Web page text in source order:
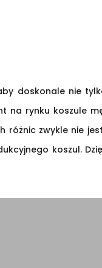
doskonale nie
na rynku koszule
różnic zwykle nie
koszul.